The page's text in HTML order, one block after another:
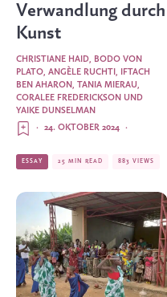
Verwandlung durch
Kunst
CHRISTIANE HAID, BODO VON
PLATO, ANGÈLE RUCHTI ,
IFTACH
BEN AHARON, TANIA MIERAU,
CORALEE FREDERICKSON UND
YAIKE DUNSELMAN
·
24. OKTOBER 2024
·
ESSAY 25 MIN READ 883 VIEWS